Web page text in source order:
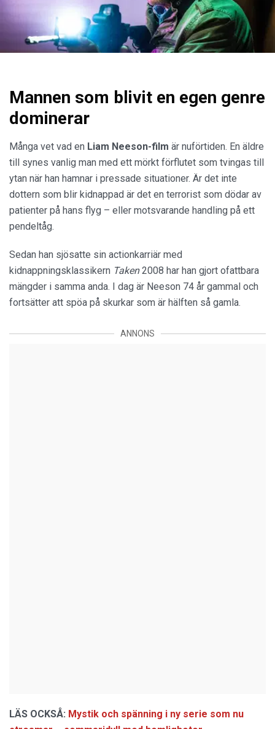
Mannen som blivit en egen genre
dominerar
Många vet vad en Liam Neeson-film är nuförtiden. En äldre
till synes vanlig man med ett mörkt förflutet som tvingas till
ytan när han hamnar i pressade situationer. Är det inte
dottern som blir kidnappad är det en terrorist som dödar av
patienter på hans flyg – eller motsvarande handling på ett
pendeltåg.
Sedan han sjösatte sin actionkarriär med
kidnappningsklassikern Taken2008 har han gjort ofattbara
mängder i samma anda. I dag är Neeson 74 år gammal och
fortsätter att spöa på skurkar som är hälften så gamla.
ANNONS
LÄS OCKSÅ: Mystik och spänning i ny serie som nu